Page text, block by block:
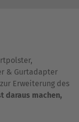
& Gurtadapter
Erweiterung des
daraus machen,